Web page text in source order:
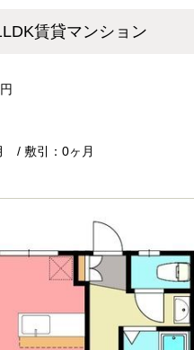
賃貸マンション
/ 敷引：0ヶ月